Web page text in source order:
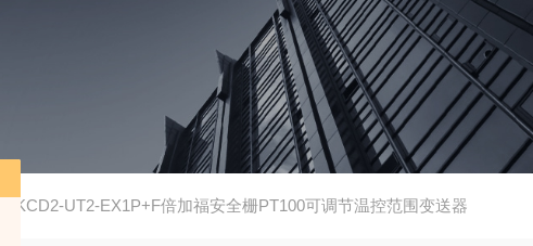
KCD2-UT2-EX1P+F倍加福安全栅PT100可调节温控范围变送器